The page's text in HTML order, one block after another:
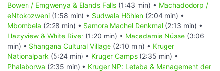
Bowen / Emgwenya & Elands Falls (1:43 min) • Machadodorp /
eNtokozweni (1:58 min) • Sudwala Höhlen (2:04 min) •
Mbombela (2:28 min) • Samora Machel Denkmal (2:13 min) •
Hazyview & White River (1:20 min) • Macadamia Nüsse (3:06
min) • Shangana Cultural Village (2:10 min) • Kruger
Nationalpark (5:24 min) • Kruger Camps (2:35 min) •
Phalaborwa (2:35 min) • Kruger NP: Letaba & Management der